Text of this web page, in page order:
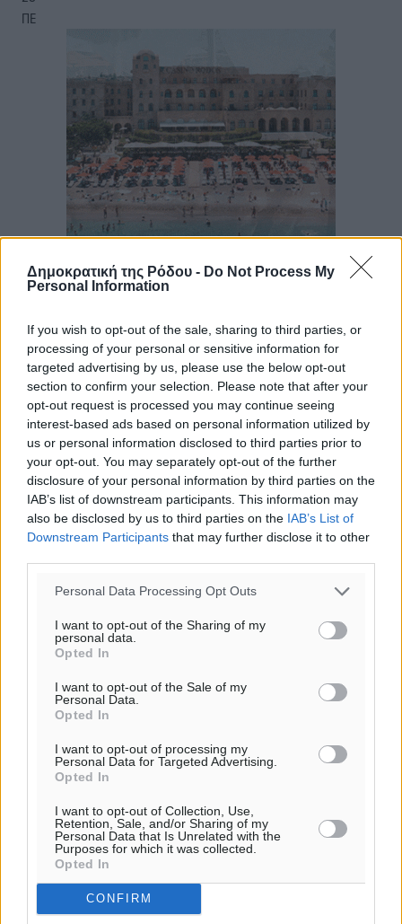
Δημοκρατική της Ρόδου - Do Not Process My
Personal Information
If you wish to opt-out of the sale, sharing to third parties, or
processing of your personal or sensitive information for
targeted advertising by us, please use the below opt-out
section to confirm your selection. Please note that after your
opt-out request is processed you may continue seeing
interest-based ads based on personal information utilized by
us or personal information disclosed to third parties prior to
your opt-out. You may separately opt-out of the further
disclosure of your personal information by third parties on the
IAB’s list of downstream participants. This information may
also be disclosed by us to third parties on the IAB’s List of
Downstream Participants that may further disclose it to other
Personal Data Processing Opt Outs
I want to opt-out of the Sharing of my
personal data.
Opted In
I want to opt-out of the Sale of my
Personal Data.
Opted In
I want to opt-out of processing my
Personal Data for Targeted Advertising.
Opted In
I want to opt-out of Collection, Use,
Retention, Sale, and/or Sharing of my
Personal Data that Is Unrelated with the
Purposes for which it was collected.
Opted In
CONFIRM
ΠΕ
Καιρός «hot – dry – windy» τις επόμενες 48 ώρες στη
Ειδήσεις• πριν 4 ώρες
Δύο σχολεία της Λέρου αλλάζουν όψη με δωρεά
αγάπης για τα παιδιά
Τοπικές Ειδήσεις• πριν 4 ώρες